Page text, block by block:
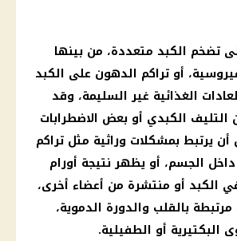
تضخم الكبد متعددة، من بينها
أو تراكم الدهون على الكبد
الغذائية غير السليمة، وقد
التليف الكبدي أو بعض الاضطرابات
أن يرتبط بمشكلات وراثية مثل تراكم
الجسم، أو يظهر نتيجة أورام
الكبد أو منتشرة من أعضاء أخرى،
بالقلب والدورة الدموية،
البكتيرية أو الطفيلية.